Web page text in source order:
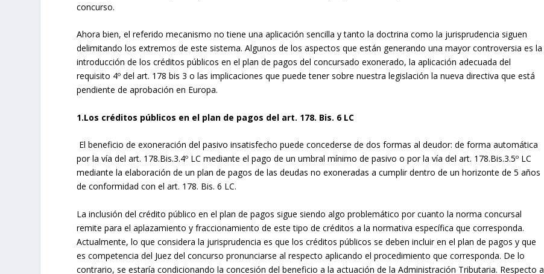
concurso.
Ahora bien, el referido mecanismo no tiene una aplicación sencilla y tanto la doctrina como la jurisprudencia siguen
delimitando los extremos de este sistema. Algunos de los aspectos que están generando una mayor controversia es la
introducción de los créditos públicos en el plan de pagos del concursado exonerado, la aplicación adecuada del
requisito 4º del art. 178 bis 3 o las implicaciones que puede tener sobre nuestra legislación la nueva directiva que está
pendiente de aprobación en Europa.
1.Los créditos públicos en el plan de pagos del art. 178. Bis. 6 LC
El beneficio de exoneración del pasivo insatisfecho puede concederse de dos formas al deudor: de forma automática
por la vía del art. 178.Bis.3.4º LC mediante el pago de un umbral mínimo de pasivo o por la vía del art. 178.Bis.3.5º LC
mediante la elaboración de un plan de pagos de las deudas no exoneradas a cumplir dentro de un horizonte de 5 años
de conformidad con el art. 178. Bis. 6 LC.
La inclusión del crédito público en el plan de pagos sigue siendo algo problemático por cuanto la norma concursal
remite para el aplazamiento y fraccionamiento de este tipo de créditos a la normativa específica que corresponda.
Actualmente, lo que considera la jurisprudencia es que los créditos públicos se deben incluir en el plan de pagos y que
es competencia del Juez del concurso pronunciarse al respecto aplicando el procedimiento que corresponda. De lo
contrario, se estaría condicionando la concesión del beneficio a la actuación de la Administración Tributaria. Respecto a